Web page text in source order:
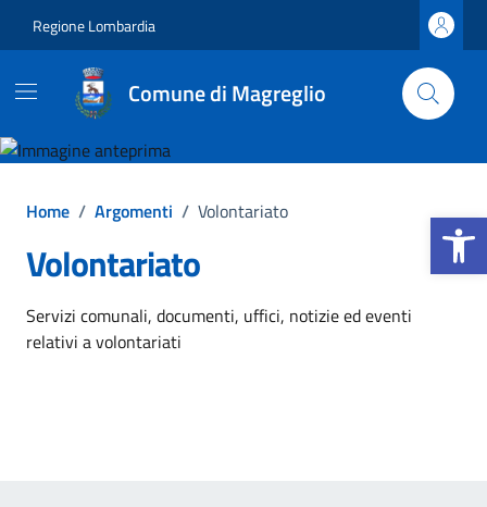
Apri la
Regione Lombardia
Comune di Magreglio
Home / Argomenti / Volontariato
Volontariato
Dettagli dell'argomento
Servizi comunali, documenti, uffici, notizie ed eventi
relativi a volontariati